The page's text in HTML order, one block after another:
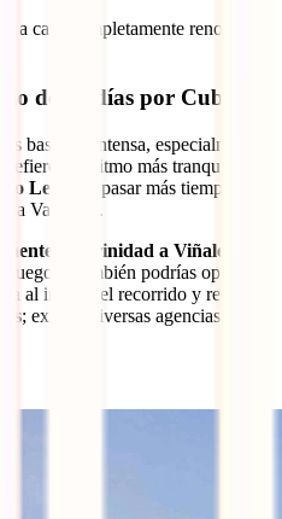
a casa completamente renovado.
de 10 días por Cuba
bastante intensa, especialmente
un ritmo más tranqui, una
Levisa
y pasar más tiempo en
Varadero.
de Trinidad a Viñales
También podrías optar por
al inicio del recorrido y realizar
; existen diversas agencias que